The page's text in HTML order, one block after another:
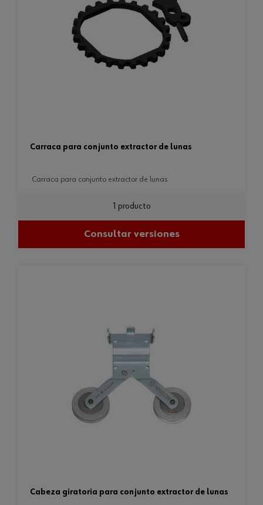
carraca para conjunto extractor de lunas
carraca para conjunto extractor de lunas
1 producto
Consultar versiones
cabeza giratoria para conjunto extractor de lunas